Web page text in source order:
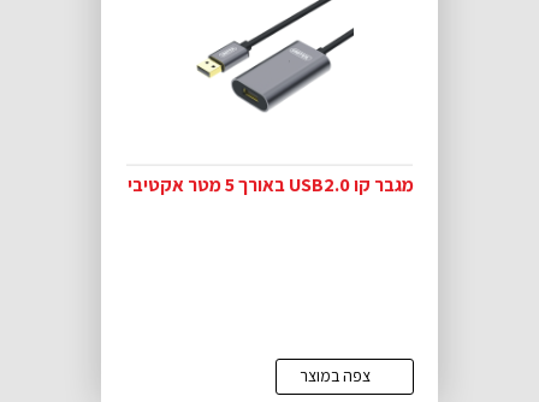
מגבר קו USB2.0 באורך 5 מטר אקטיבי
צפה במוצר